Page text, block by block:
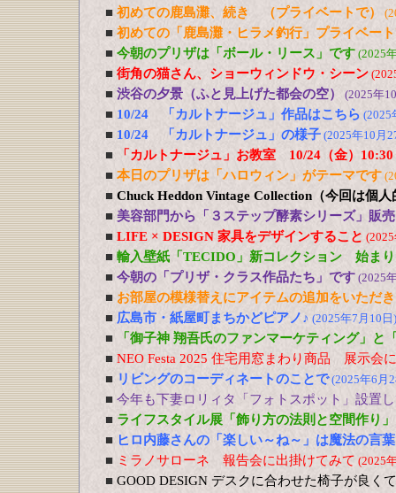
■ 初めての鹿島灘、続き （プライベートで）
■ 初めての「鹿島灘・ヒラメ釣行」プライベー
■ 今朝のプリザは「ボール・リース」です (2025
■ 街角の猫さん、ショーウィンドウ・シーン
■ 渋谷の夕景（ふと見上げた都会の空） (2025年
■ 10/24 「カルトナージュ」作品はこちら (2025
■ 10/24 「カルトナージュ」の様子 (2025年10月
■
「カルトナージュ」お教室 10/24（金）10:30
■ 本日のプリザは「ハロウィン」がテーマです
■ Chuck Heddon Vintage Collection（今回は個
■ 美容部門から「３ステップ酵素シリーズ」販
■ LIFE × DESIGN 家具をデザインすること
■ 輸入壁紙「TECIDO」新コレクション 始ま
■ 今朝の「プリザ・クラス作品たち」です (2025
■ お部屋の模様替えにアイテムの追加をいただ
■ 広島市・紙屋町まちかどピアノ♪ (2025年7月10日)
■
「御子神 翔吾氏のファンマーケティング」
■ NEO Festa 2025 住宅用窓まわり商品 展示会
■ リビングのコーディネートのことで(2025年6月
■ 今年も下妻ロリィタ「フォトスポット」設置
■ ライフスタイル展「飾り方の法則と空間作
■ ヒロ内藤さんの「楽しい～ね～」は魔法の言
■ ミラノサローネ 報告会に出掛けてみて (2025
■ GOOD DESIGN デスクに合わせた椅子が良く